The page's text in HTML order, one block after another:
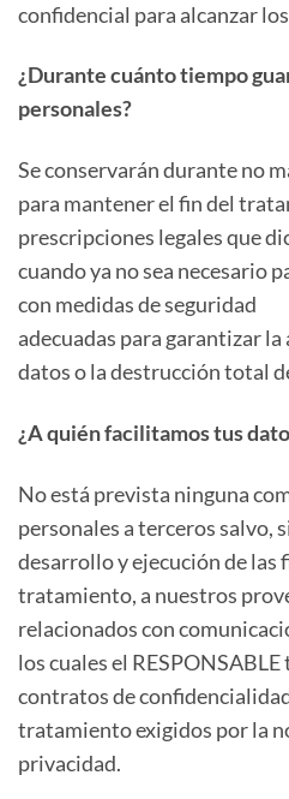
confidencial para alcanzar
¿Durante cuánto tiempo
personales?
Se conservarán durante no
para mantener el fin del
prescripciones legales que
cuando ya no sea necesario
con medidas de seguridad
adecuadas para garantizar
datos o la destrucción total
¿A quién facilitamos tus
No está prevista ninguna
personales a terceros salvo,
desarrollo y ejecución de las
tratamiento, a nuestros
relacionados con
los cuales el
contratos de
tratamiento exigidos por la
privacidad.